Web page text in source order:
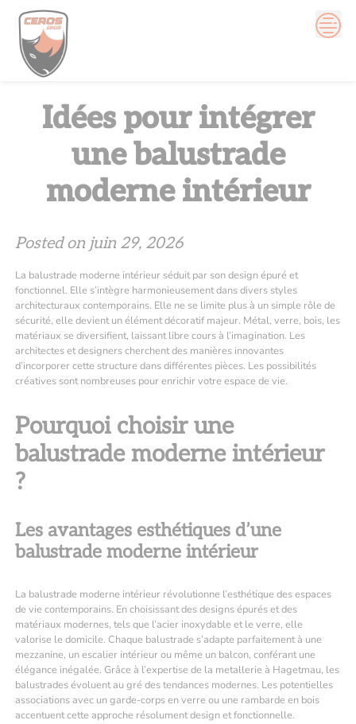
content
Idées pour intégrer
une balustrade
moderne intérieur
Posted on juin 29, 2026
La balustrade moderne intérieur séduit par son design épuré et
fonctionnel. Elle s’intègre harmonieusement dans divers styles
architecturaux contemporains. Elle ne se limite plus à un simple rôle de
sécurité, elle devient un élément décoratif majeur. Métal, verre, bois, les
matériaux se diversifient, laissant libre cours à l’imagination. Les
architectes et designers cherchent des manières innovantes
d’incorporer cette structure dans différentes pièces. Les possibilités
créatives sont nombreuses pour enrichir votre espace de vie.
Pourquoi choisir une
balustrade moderne intérieur
?
Les avantages esthétiques d’une
balustrade moderne intérieur
La balustrade moderne intérieur révolutionne l’esthétique des espaces
de vie contemporains. En choisissant des designs épurés et des
matériaux modernes, tels que l’acier inoxydable et le verre, elle
valorise le domicile. Chaque balustrade s’adapte parfaitement à une
mezzanine, un escalier intérieur ou même un balcon, conférant une
élégance inégalée. Grâce à l’expertise de la metallerie à Hagetmau, les
balustrades évoluent au gré des tendances modernes. Les potentielles
associations avec un garde-corps en verre ou une rambarde en bois
accentuent cette approche résolument design et fonctionnelle.